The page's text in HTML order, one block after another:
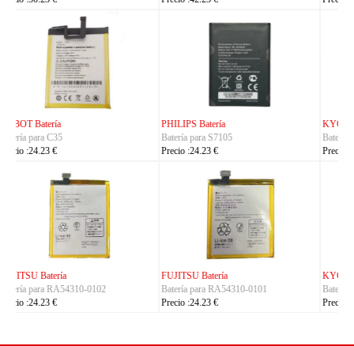
KYOCERA Batería
Batería para 5AAXBT134JAA
Precio :24.23 €
KYOCERA Batería
Batería para 5AAXBT113JAA
Precio :24.23 €
KYOCERA Batería
Batería para 5AAXBT155
Precio :24.23 €
ACE Batería
Batería para BAS022
Precio :24.23 €